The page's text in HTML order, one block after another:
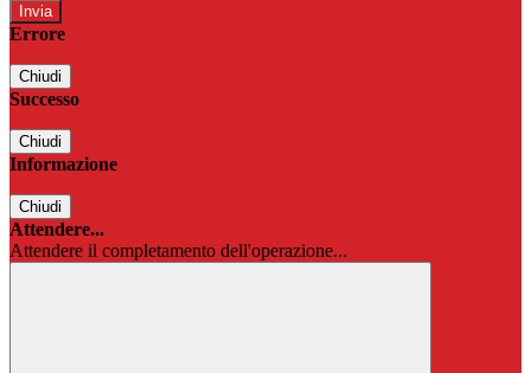
Errore
Chiudi
Successo
Chiudi
Informazione
Chiudi
Attendere...
Attendere il completamento dell'operazione...